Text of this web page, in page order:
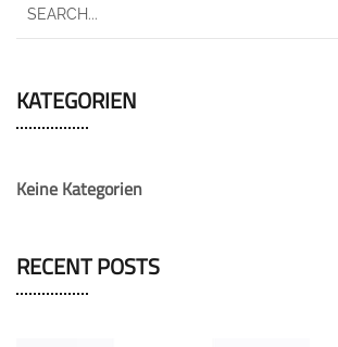
KATEGORIEN
Keine Kategorien
RECENT POSTS